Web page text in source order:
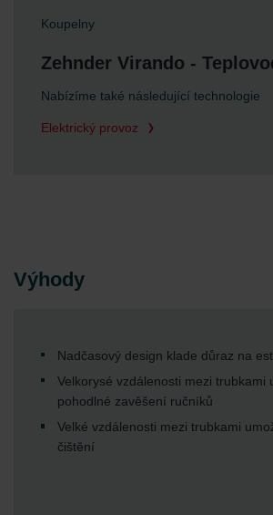
Koupelny
Zehnder Virando -
Nabízíme také následující technologie
Elektrický provoz
Výhody
Nadčasový design klade důraz na
Velkorysé vzdálenosti mezi trubkami
pohodlné zavěšení ručníků
Velké vzdálenosti mezi trubkami
čištění